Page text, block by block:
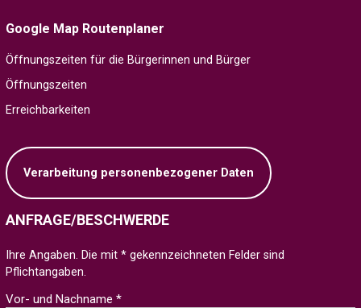
Google Map Routenplaner
Öffnungszeiten für die Bürgerinnen und Bürger
Öffnungszeiten
Erreichbarkeiten
Verarbeitung personenbezogener Daten
ANFRAGE/BESCHWERDE
Ihre Angaben. Die mit * gekennzeichneten Felder sind
Pflichtangaben.
Vor- und Nachname *